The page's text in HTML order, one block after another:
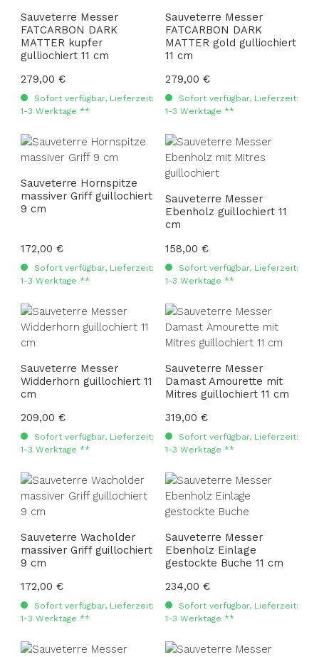
Sauveterre Messer
FATCARBON DARK
MATTER kupfer
gulliochiert 11 cm
Regulärer Preis:
279,00 €
Sofort verfügbar, Lieferzeit:
1-3 Werktage **
Sauveterre Messer
FATCARBON DARK
MATTER gold gulliochiert
11 cm
Regulärer Preis:
279,00 €
Sofort verfügbar, Lieferzeit:
1-3 Werktage **
Sauveterre Hornspitze
massiver Griff guillochiert
9 cm
Regulärer Preis:
172,00 €
Sofort verfügbar, Lieferzeit:
1-3 Werktage **
Sauveterre Messer
Ebenholz guillochiert 11
cm
Regulärer Preis:
158,00 €
Sofort verfügbar, Lieferzeit:
1-3 Werktage **
Sauveterre Messer
Widderhorn guillochiert 11
cm
Regulärer Preis:
209,00 €
Sofort verfügbar, Lieferzeit:
1-3 Werktage **
Sauveterre Messer
Damast Amourette mit
Mitres guillochiert 11 cm
Regulärer Preis:
319,00 €
Sofort verfügbar, Lieferzeit:
1-3 Werktage **
Sauveterre Wacholder
massiver Griff guillochiert
9 cm
Regulärer Preis:
172,00 €
Sofort verfügbar, Lieferzeit:
1-3 Werktage **
Sauveterre Messer
Ebenholz Einlage
gestockte Buche 11 cm
Regulärer Preis:
234,00 €
Sofort verfügbar, Lieferzeit:
1-3 Werktage **